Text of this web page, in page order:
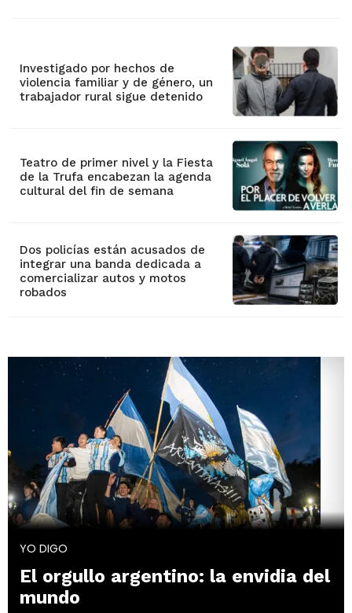
Investigado por hechos de
violencia familiar y de género, un
trabajador rural sigue detenido
Teatro de primer nivel y la Fiesta
de la Trufa encabezan la agenda
cultural del fin de semana
Dos policías están acusados de
integrar una banda dedicada a
comercializar autos y motos
robados
YO DIGO
El orgullo argentino: la envidia del
mundo